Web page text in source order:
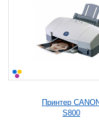
Принтер
S800